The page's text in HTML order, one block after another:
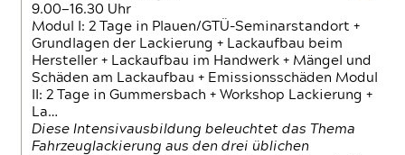
9.00—16.30 Uhr
Modul I: 2 Tage in Plauen/GTÜ-Seminarstandort +
Grundlagen der Lackierung + Lackaufbau beim
Hersteller + Lackaufbau im Handwerk + Mängel und
Schäden am Lackaufbau + Emissionsschäden Modul
II: 2 Tage in Gummersbach + Workshop Lackierung +
La…
Diese Intensivausbildung beleuchtet das Thema
Fahrzeuglackierung aus den drei üblichen